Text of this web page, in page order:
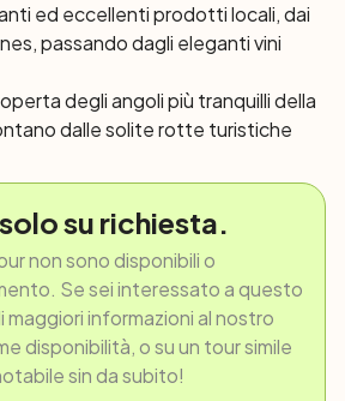
ed eccellenti prodotti locali, dai
passando dagli eleganti vini
degli angoli più tranquilli della
dalle solite rotte turistiche
su richiesta.
non sono disponibili o
Se sei interessato a questo
maggiori informazioni al nostro
disponibilità, o su un tour simile
sin da subito!